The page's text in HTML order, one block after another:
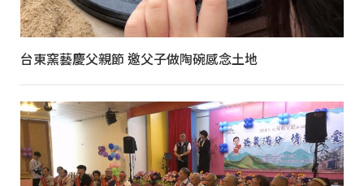
台東窯藝慶父親節 邀父子做陶碗感念土地